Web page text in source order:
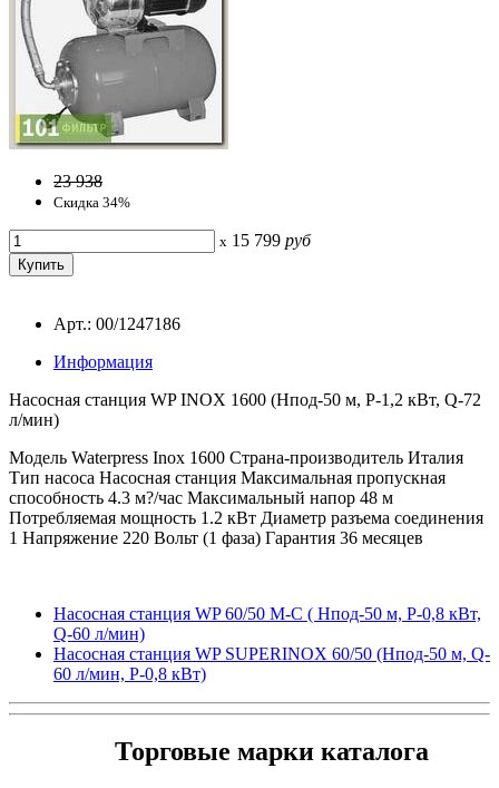
23 938
Скидка 34%
x 15 799 руб
Арт.: 00/1247186
Информация
Насосная станция WP INOX 1600 (Hпод-50 м, P-1,2 кВт, Q-72
л/мин)
Модель Waterpress Inox 1600 Страна-производитель Италия
Тип насоса Насосная станция Максимальная пропускная
способность 4.3 м?/час Максимальный напор 48 м
Потребляемая мощность 1.2 кВт Диаметр разъема соединения
1 Напряжение 220 Вольт (1 фаза) Гарантия 36 месяцев
Насосная станция WP 60/50 M-C ( Hпод-50 м, P-0,8 кВт,
Q-60 л/мин)
Насосная станция WP SUPERINOX 60/50 (Hпод-50 м, Q-
60 л/мин, P-0,8 кВт)
Торговые марки каталога